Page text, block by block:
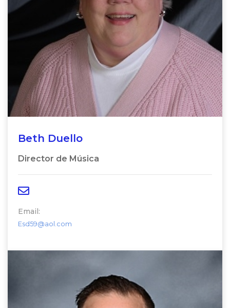
Beth Duello
Director de Música
Email:
Esd59@aol.com